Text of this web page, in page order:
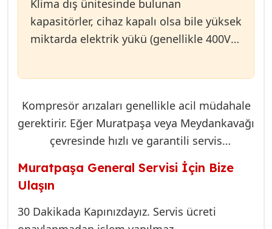
Klima dış ünitesinde bulunan
kapasitörler, cihaz kapalı olsa bile yüksek
miktarda elektrik yükü (genellikle 400V
hassas markaların elektronik kartlarına
yanlış voltaj verilmesi, kartın tamamen
yanmasına yol açarak tamir maliyetini
yüzlerce lira artırabilir. Güvenliğiniz için
daima profesyonel yardım alın.
Kompresör arızaları genellikle acil müdahale
gerektirir. Eğer Muratpaşa veya Meydankavağı
çevresinde hızlı ve garantili servis
arayışındaysanız, doğru adrestesiniz.
Muratpaşa General Servisi İçin Bize
Ulaşın
30 Dakikada Kapınızdayız. Servis ücreti